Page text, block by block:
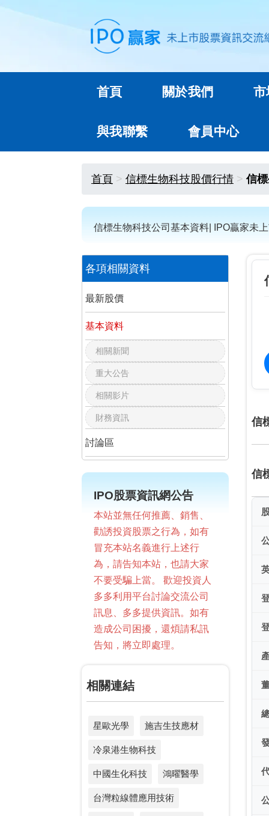
首頁 關於我們 市
與我聯繫 會員中心
首頁 信標生物科技股價行情 信
信標生物科技公司基本資料| IPO贏家未
各項相關資料
最新股價
基本資料
相關新聞
重大公告
相關影片
財務資訊
討論區
IPO股票資訊網公告
本站並無任何推薦、銷售、
勸誘投資股票之行為，如有
冒充本站名義進行上述行
為，請告知本站，也請大家
不要受騙上當。 歡迎投資人
多多利用平台討論交流公司
訊息、多多提供資訊。如有
造成公司困擾，還煩請私訊
告知，將立即處理。
相關連結
星歐光學 施吉生技應材
冷泉港生物科技
中國生化科技 鴻曜醫學
台灣粒線體應用技術
信
信